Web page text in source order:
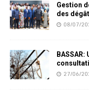
Gestion
des
08/07/
27/06/